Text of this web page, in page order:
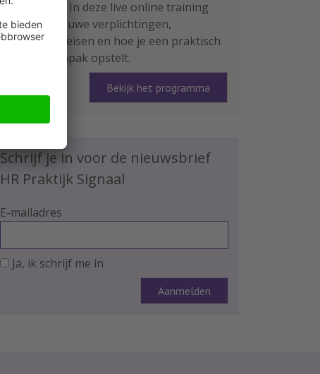
organisatie? In deze live online training
leer je de nieuwe verplichtingen,
rapportage-eisen en hoe je een praktisch
plan van aanpak opstelt.
Bekijk het programma
Schrijf je in voor de nieuwsbrief
HR Praktijk Signaal
E-mailadres
Ja, ik schrijf me in